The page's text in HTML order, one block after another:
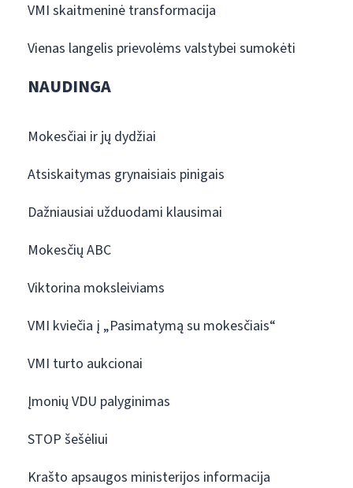
VMI skaitmeninė transformacija
Vienas langelis prievolėms valstybei sumokėti
NAUDINGA
Mokesčiai ir jų dydžiai
Atsiskaitymas grynaisiais pinigais
Dažniausiai užduodami klausimai
Mokesčių ABC
Viktorina moksleiviams
VMI kviečia į „Pasimatymą su mokesčiais“
VMI turto aukcionai
Įmonių VDU palyginimas
STOP šešėliui
Krašto apsaugos ministerijos informacija